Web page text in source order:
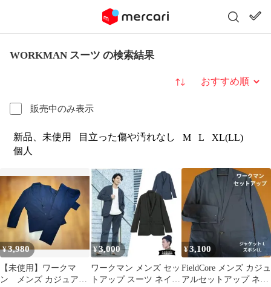
WORKMAN スーツ の検索結果
販売中のみ表示
並び替え
新品、未使用 目立った傷や汚れなし M L
XL(LL)
個人
¥3,980
【未使用】ワークマ
ン メンズ カジュアル
¥3,000
ワークマン メンズ セッ
トアップ スーツ ネイビ
¥3,100
FieldCore メンズ カジュ
アルセットアップ ネイ